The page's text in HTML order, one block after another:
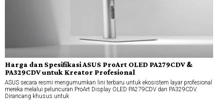
Harga dan Spesifikasi ASUS ProArt OLED PA279CDV &
PA329CDV untuk Kreator Profesional
ASUS secara resmi mengumumkan lini terbaru untuk ekosistem layar profesional
mereka melalui peluncuran ProArt Display OLED PA279CDV dan PA329CDV.
Dirancang khusus untuk